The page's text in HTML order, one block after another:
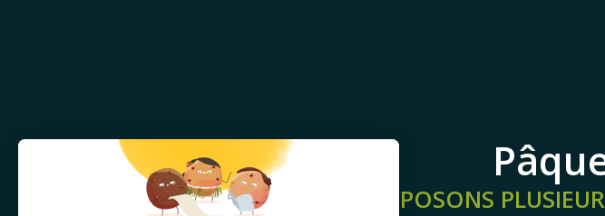
NOUS VOUS PROPOSONS